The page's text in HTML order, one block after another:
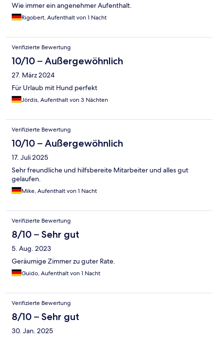
Wie immer ein angenehmer Aufenthalt.
Rigobert, Aufenthalt von 1 Nacht
Verifizierte Bewertung
10/10 – Außergewöhnlich
27. März 2024
Für Urlaub mit Hund perfekt
Jördis, Aufenthalt von 3 Nächten
Verifizierte Bewertung
10/10 – Außergewöhnlich
17. Juli 2025
Sehr freundliche und hilfsbereite Mitarbeiter und alles gut
gelaufen.
Mike, Aufenthalt von 1 Nacht
Verifizierte Bewertung
8/10 – Sehr gut
5. Aug. 2023
Geräumige Zimmer zu guter Rate.
Guido, Aufenthalt von 1 Nacht
Verifizierte Bewertung
8/10 – Sehr gut
30. Jan. 2025